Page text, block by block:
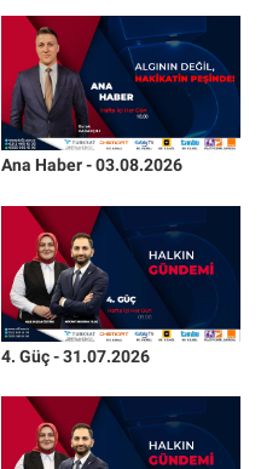
Ana Haber - 03.08.2026
4. Güç - 31.07.2026